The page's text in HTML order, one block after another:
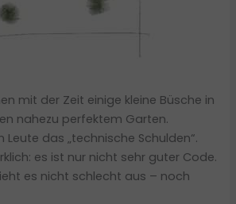
mit der Zeit einige kleine Büsche in
nahezu perfektem Garten.
Leute das „technische Schulden“.
es ist nur nicht sehr guter Code.
es nicht schlecht aus – noch